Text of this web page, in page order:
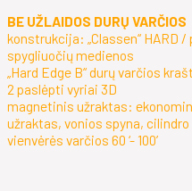
BE UŽLAIDOS DURŲ VARČIOS
konstrukcija: „Classen“ HARD
spygliuočių medienos
„Hard Edge B“ durų varčios
2 paslėpti vyriai 3D
magnetinis užraktas:
užraktas, vonios spyna,
vienvėrės varčios 60 ‘- 100’